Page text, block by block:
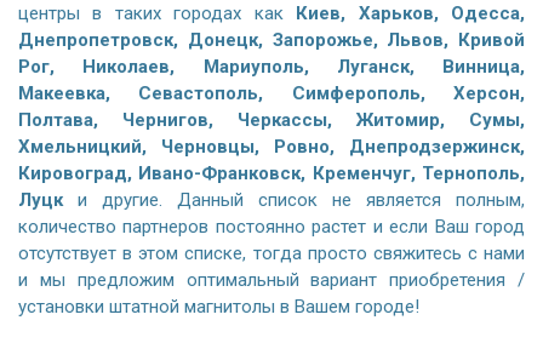
центры в таких городах как
Киев, Харьков, Одесса,
Днепропетровск, Донецк, Запорожье, Львов, Кривой
Рог, Николаев, Мариуполь, Луганск, Винница,
Макеевка, Севастополь, Симферополь, Херсон,
Полтава, Чернигов, Черкассы, Житомир, Сумы,
Хмельницкий, Черновцы, Ровно, Днепродзержинск,
Кировоград, Ивано-Франковск, Кременчуг, Тернополь,
Луцки другие. Данный список не является полным,
количество партнеров постоянно растет и если Ваш город
отсутствует в этом списке, тогда просто свяжитесь с нами
и мы предложим оптимальный вариант приобретения /
установки штатной магнитолы в Вашем городе!